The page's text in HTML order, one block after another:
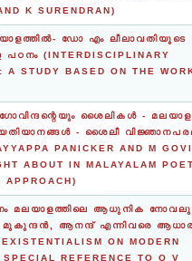
K SURENDRAN)
ഡോ എം ലീലാവതിയുടെ
(INTERDISCIPLINARY
A STUDY BASED ON THE
ശൈലികള്‍ - മലയാള
- ശൈലീ
PANICKER AND M
ABOUT IN MALAYALAM
മലയാളത്തിലെ ആധുനിക
ആനന്ദ് എന്നിവരെ
ON MODERN
REFERENCE TO O V